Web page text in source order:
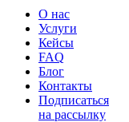
О нас
Услуги
Кейсы
FAQ
Блог
Контакты
Подписаться
на рассылку